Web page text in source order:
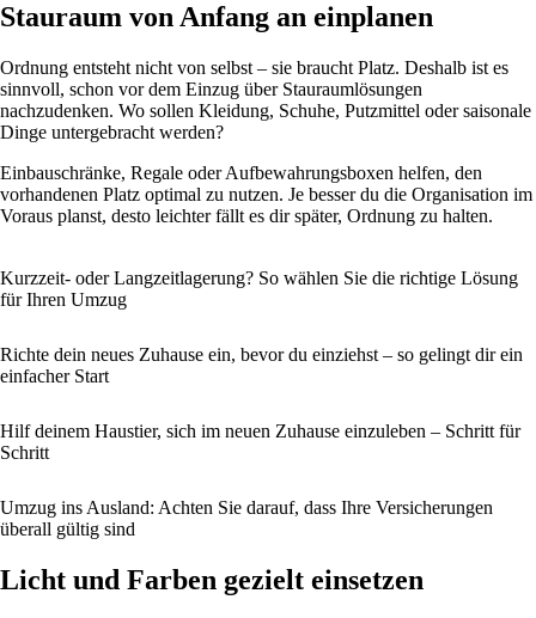
Stauraum von Anfang an einplanen
Ordnung entsteht nicht von selbst – sie braucht Platz. Deshalb ist es
sinnvoll, schon vor dem Einzug über Stauraumlösungen
nachzudenken. Wo sollen Kleidung, Schuhe, Putzmittel oder saisonale
Dinge untergebracht werden?
Einbauschränke, Regale oder Aufbewahrungsboxen helfen, den
vorhandenen Platz optimal zu nutzen. Je besser du die Organisation im
Voraus planst, desto leichter fällt es dir später, Ordnung zu halten.
Kurzzeit- oder Langzeitlagerung? So wählen Sie die richtige Lösung
für Ihren Umzug
Richte dein neues Zuhause ein, bevor du einziehst – so gelingt dir ein
einfacher Start
Hilf deinem Haustier, sich im neuen Zuhause einzuleben – Schritt für
Schritt
Umzug ins Ausland: Achten Sie darauf, dass Ihre Versicherungen
überall gültig sind
Licht und Farben gezielt einsetzen